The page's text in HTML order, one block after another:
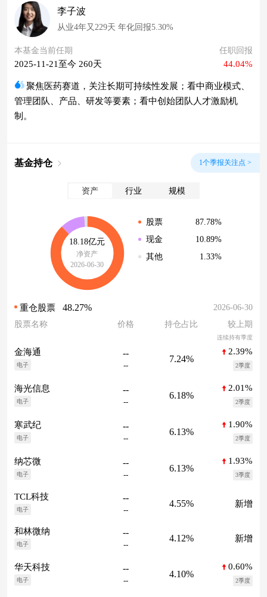
李子波
从业4年又229天 年化回报5.30%
本基金当前任期
2025-11-21至今 260天
任职回报
44.04%
聚焦医药赛道，关注长期可持续性发展；看中商业模式、
管理团队、产品、研发等要素；看中创始团队人才激励机
制。
基金持仓 1个季报关注点 >
资产 行业 规模
18.18亿元
净资产
2026-06-30
股票
87.78%
现金
10.89%
其他
1.33%
重仓股票 48.27%
2026-06-30
股票名称
价格 持仓占比 较上期
连续持有季度
金海通
电子
--
--
7.24%
2.39%
2季度
海光信息
电子
--
--
6.18%
2.01%
2季度
寒武纪
电子
--
--
6.13%
1.90%
2季度
纳芯微
电子
--
--
6.13%
1.93%
3季度
TCL科技
电子
--
--
4.55% 新增
和林微纳
电子
--
--
4.12% 新增
华天科技
电子
--
--
4.10%
0.60%
2季度